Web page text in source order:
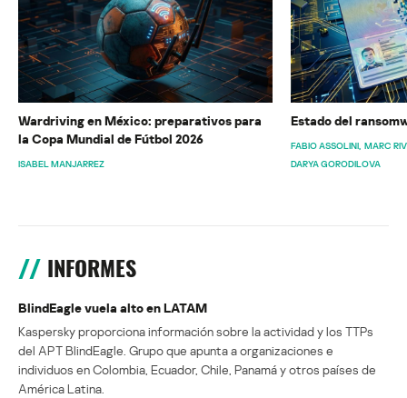
Wardriving en México: preparativos para
la Copa Mundial de Fútbol 2026
ISABEL MANJARREZ
Estado del
FABIO ASSOLINI MARC
DARYA GORODILOVA
INFORMES
BlindEagle vuela alto en LATAM
Kaspersky proporciona información sobre la actividad y los TTPs
del APT BlindEagle. Grupo que apunta a organizaciones e
individuos en Colombia, Ecuador, Chile, Panamá y otros países de
América Latina.